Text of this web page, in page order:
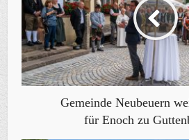
Gemeinde Neubeuern
für Enoch zu